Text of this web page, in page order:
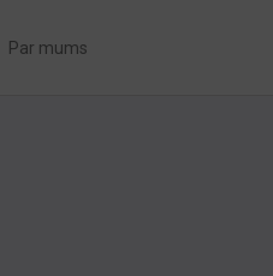
Par mums